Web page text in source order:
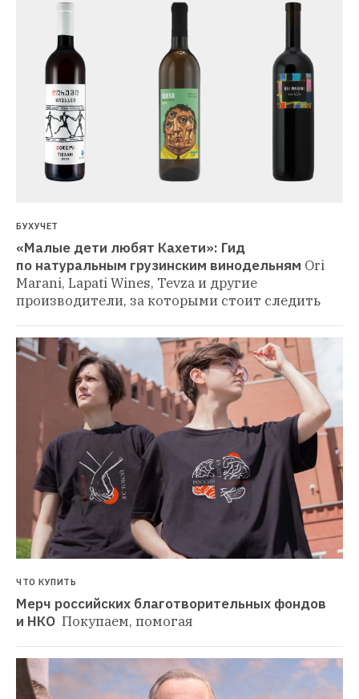
БУХУЧЕТ
«Малые дети любят Кахети»: Гид
по натуральным грузинским винодельням Ori
Marani, Lapati Wines, Tevza и другие
производители, за которыми стоит следить
ЧТО КУПИТЬ
Мерч российских благотворительных фондов
и НКО Покупаем, помогая